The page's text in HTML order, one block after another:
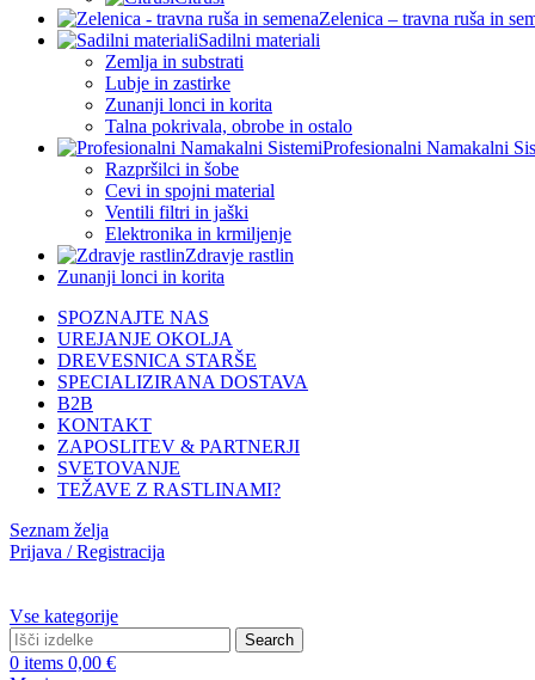
Zelenica – travna ruša in
Sadilni materiali
Zemlja in substrati
Lubje in zastirke
Zunanji lonci in korita
Talna pokrivala, obrobe in ostalo
Profesionalni Namakalni
Razpršilci in šobe
Cevi in spojni material
Ventili filtri in jaški
Elektronika in krmiljenje
Zdravje rastlin
Zunanji lonci in korita
SPOZNAJTE NAS
UREJANJE OKOLJA
DREVESNICA STARŠE
SPECIALIZIRANA DOSTAVA
B2B
KONTAKT
ZAPOSLITEV & PARTNERJI
SVETOVANJE
TEŽAVE Z RASTLINAMI?
Seznam želja
Prijava / Registracija
Vse kategorije
Search
0 items 0,00 €